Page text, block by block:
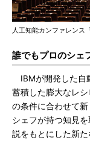
人工知能カンファレンス
誰でもプロのシェ
IBMが開発した自
蓄積した膨大なレ
の条件に合わせて
シェフが持つ知見
説をもとにした新た